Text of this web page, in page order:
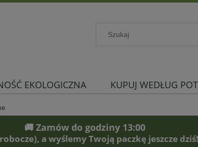
EKOLOGICZNA KUPUJ WEDŁUG
🚚 Zamów do godziny 13:00
a wyślemy Twoją paczkę jeszcze dziś!